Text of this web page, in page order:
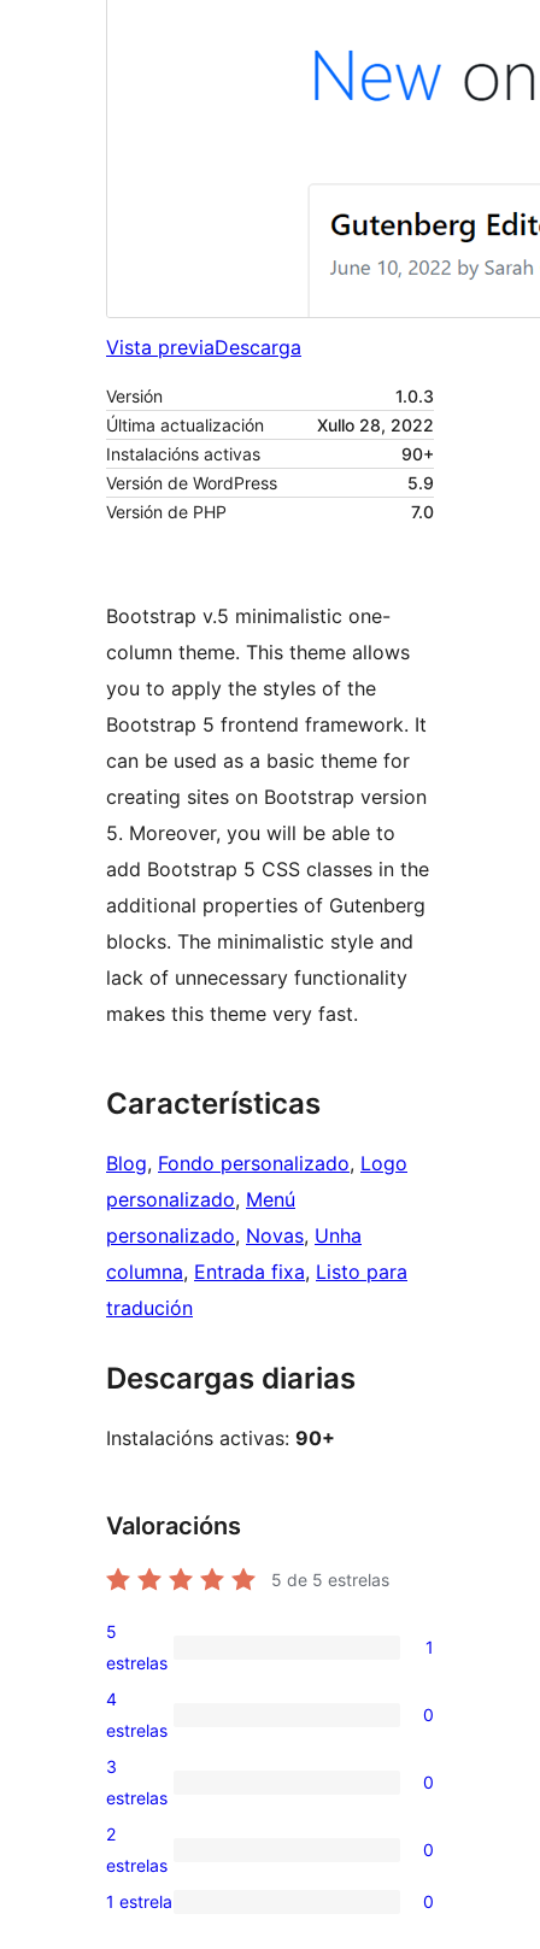
Vista previaDescarga
Versión
1.0.3
Última actualización
Xullo 28, 2022
Instalacións activas
90+
Versión de WordPress
5.9
Versión de PHP
7.0
Bootstrap v.5 minimalistic one-
column theme. This theme allows
you to apply the styles of the
Bootstrap 5 frontend framework. It
can be used as a basic theme for
creating sites on Bootstrap version
5. Moreover, you will be able to
add Bootstrap 5 CSS classes in the
additional properties of Gutenberg
blocks. The minimalistic style and
lack of unnecessary functionality
makes this theme very fast.
Características
Blog, Fondo personalizado, Logo
personalizado, Menú
personalizado, Novas, Unha
columna, Entrada fixa, Listo para
tradución
Descargas diarias
Instalacións activas: 90+
Valoracións
5 de 5 estrelas
1
valoración
de
5
estrelas
1
0
valoracións
de
4
estrelas
0
0
valoracións
de
3
estrelas
0
0
valoracións
2
estrelas
0
0
1 estrela 0